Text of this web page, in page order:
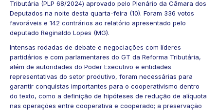
Tributária (PLP 68/2024) aprovado pelo Plenário da Câmara dos
Deputados na noite desta quarta-feira (10). Foram 336 votos
favoráveis e 142 contrários ao relatório apresentado pelo
deputado Reginaldo Lopes (MG).
Intensas rodadas de debate e negociações com líderes
partidários e com parlamentares do GT da Reforma Tributária,
além de autoridades do Poder Executivo e entidades
representativas do setor produtivo, foram necessárias para
garantir conquistas importantes para o cooperativismo dentro
do texto, como a definição de hipóteses de redução de alíquota
nas operações entre cooperativa e cooperado; a preservação